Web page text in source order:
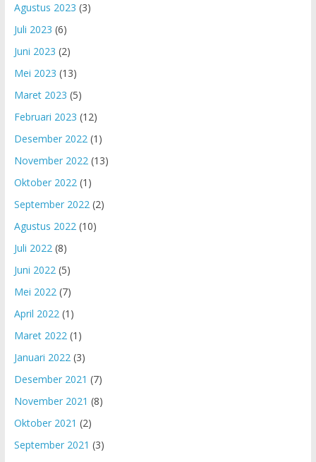
Agustus 2023 (3)
Juli 2023 (6)
Juni 2023 (2)
Mei 2023 (13)
Maret 2023 (5)
Februari 2023 (12)
Desember 2022(1)
November 2022(13)
Oktober 2022(1)
September 2022(2)
Agustus 2022(10)
Juli 2022(8)
Juni 2022(5)
Mei 2022(7)
April 2022(1)
Maret 2022(1)
Januari 2022(3)
Desember 2021 (7)
November 2021 (8)
Oktober 2021 (2)
September 2021 (3)